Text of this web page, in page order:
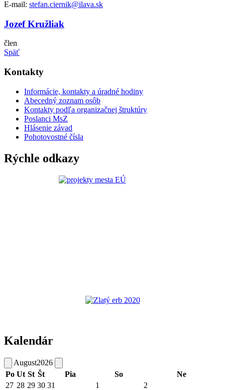
E-mail: stefan.ciernik@ilava.sk
Jozef Kružliak
člen
Späť
Kontakty
Informácie, kontakty a úradné hodiny
Abecedný zoznam osôb
Kontakty podľa organizačnej štruktúry
Poslanci MsZ
Hlásenie závad
Pohotovostné čísla
Rýchle odkazy
Kalendár
August2026
Po Ut St Št Pia So
Ne
27 28 29 30 31 1 2